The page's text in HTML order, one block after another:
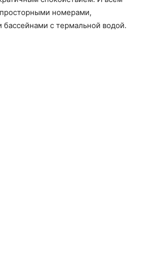
номерами,
бассейнами с термальной водой.